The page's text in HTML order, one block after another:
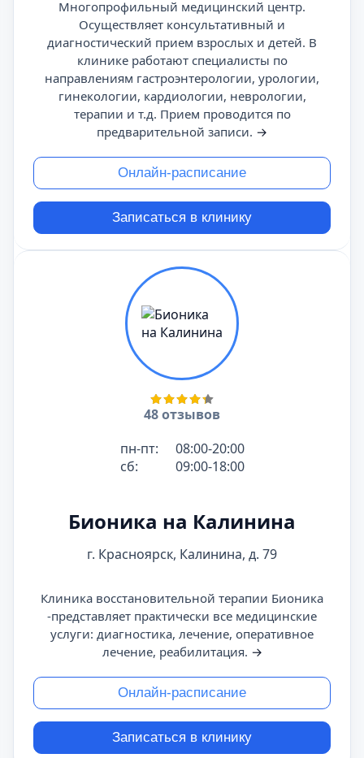
Многопрофильный медицинский центр.
Осуществляет консультативный и
диагностический прием взрослых и детей. В
клинике работают специалисты по
направлениям гастроэнтерологии, урологии,
гинекологии, кардиологии, неврологии,
терапии и т.д. Прием проводится по
предварительной записи. →
Онлайн-расписание
Записаться в клинику
48 отзывов
пн-пт:
08:00-20:00
сб:
09:00-18:00
Бионика на Калинина
г. Красноярск, Калинина, д. 79
Клиника восстановительной терапии Бионика
-представляет практически все медицинские
услуги: диагностика, лечение, оперативное
лечение, реабилитация. →
Онлайн-расписание
Записаться в клинику